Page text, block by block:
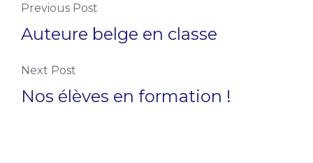
Previous Post
Auteure belge en classe
Next Post
Nos élèves en formation !